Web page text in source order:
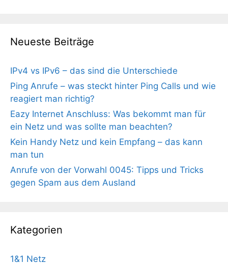
Neueste Beiträge
IPv4 vs IPv6 – das sind die Unterschiede
Ping Anrufe – was steckt hinter Ping Calls und wie
reagiert man richtig?
Eazy Internet Anschluss: Was bekommt man für
ein Netz und was sollte man beachten?
Kein Handy Netz und kein Empfang – das kann
man tun
Anrufe von der Vorwahl 0045: Tipps und Tricks
gegen Spam aus dem Ausland
Kategorien
1&1 Netz